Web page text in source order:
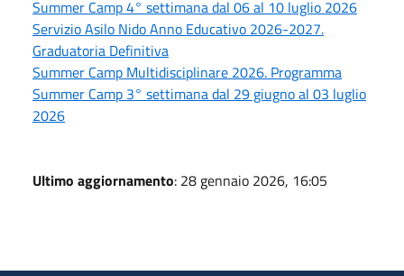
Summer Camp 4° settimana dal 06 al 10 luglio 2026
Servizio Asilo Nido Anno Educativo 2026-2027.
Graduatoria Definitiva
Summer Camp Multidisciplinare 2026. Programma
Summer Camp 3° settimana dal 29 giugno al 03 luglio
2026
Ultimo aggiornamento: 28 gennaio 2026, 16:05